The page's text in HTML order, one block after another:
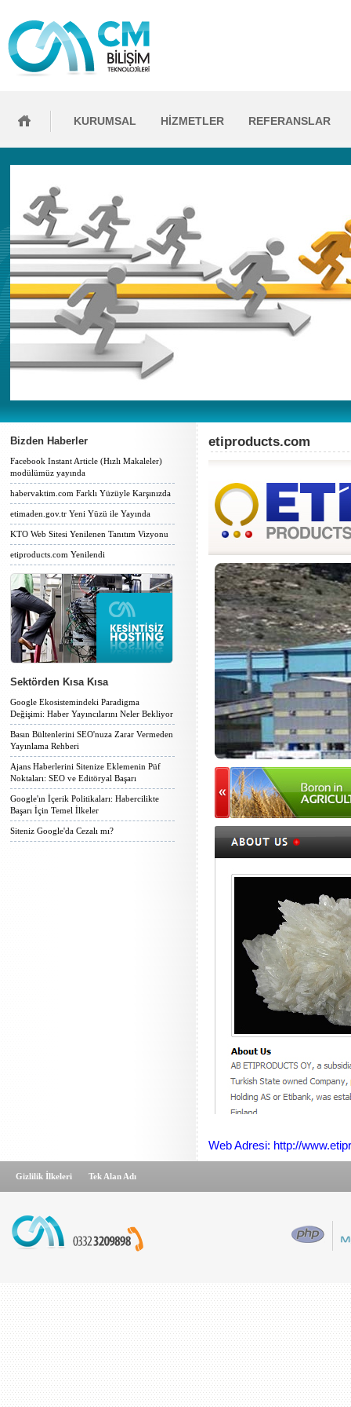
KURUMSAL HİZMETLER REFERANSLAR
Bizden Haberler
Facebook Instant Article (Hızlı Makaleler)
modülümüz yayında
habervaktim.com Farklı Yüzüyle Karşınızda
etimaden.gov.tr Yeni Yüzü ile Yayında
KTO Web Sitesi Yenilenen Tanıtım Vizyonu
etiproducts.com Yenilendi
Sektörden Kısa Kısa
Google Ekosistemindeki Paradigma
Değişimi: Haber Yayıncılarını Neler Bekliyor
Basın Bültenlerini SEO'nuza Zarar Vermeden
Yayınlama Rehberi
Ajans Haberlerini Sitenize Eklemenin Püf
Noktaları: SEO ve Editöryal Başarı
Google'ın İçerik Politikaları: Habercilikte
Başarı İçin Temel İlkeler
Siteniz Google'da Cezalı mı?
etiproducts.com
Web Adresi: http://
Gizlilik İlkeleri Tek Alan Adı